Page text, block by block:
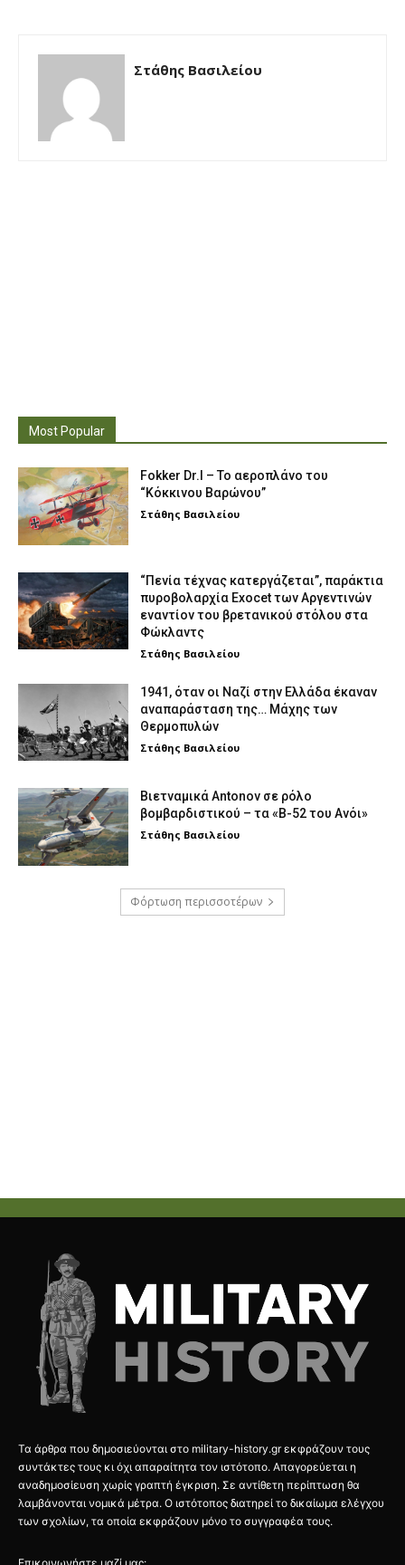
Στάθης Βασιλείου
Most Popular
Fokker Dr.I – To αεροπλάνο του
“Κόκκινου Βαρώνου”
Στάθης Βασιλείου
“Πενία τέχνας κατεργάζεται”, παράκτια
πυροβολαρχία Exocet των Αργεντινών
εναντίον του βρετανικού στόλου στα
Φώκλαντς
Στάθης Βασιλείου
1941, όταν οι Ναζί στην Ελλάδα έκαναν
αναπαράσταση της… Μάχης των
Θερμοπυλών
Στάθης Βασιλείου
Βιετναμικά Antonov σε ρόλο
βομβαρδιστικού – τα «Β-52 του Ανόι»
Στάθης Βασιλείου
Φόρτωση περισσοτέρων
Τα άρθρα που δημοσιεύονται στο military-history.gr εκφράζουν τους
συντάκτες τους κι όχι απαραίτητα τον ιστότοπο. Απαγορεύεται η
αναδημοσίευση χωρίς γραπτή έγκριση. Σε αντίθετη περίπτωση θα
λαμβάνονται νομικά μέτρα. Ο ιστότοπος διατηρεί το δικαίωμα ελέγχου
των σχολίων, τα οποία εκφράζουν μόνο το συγγραφέα τους.